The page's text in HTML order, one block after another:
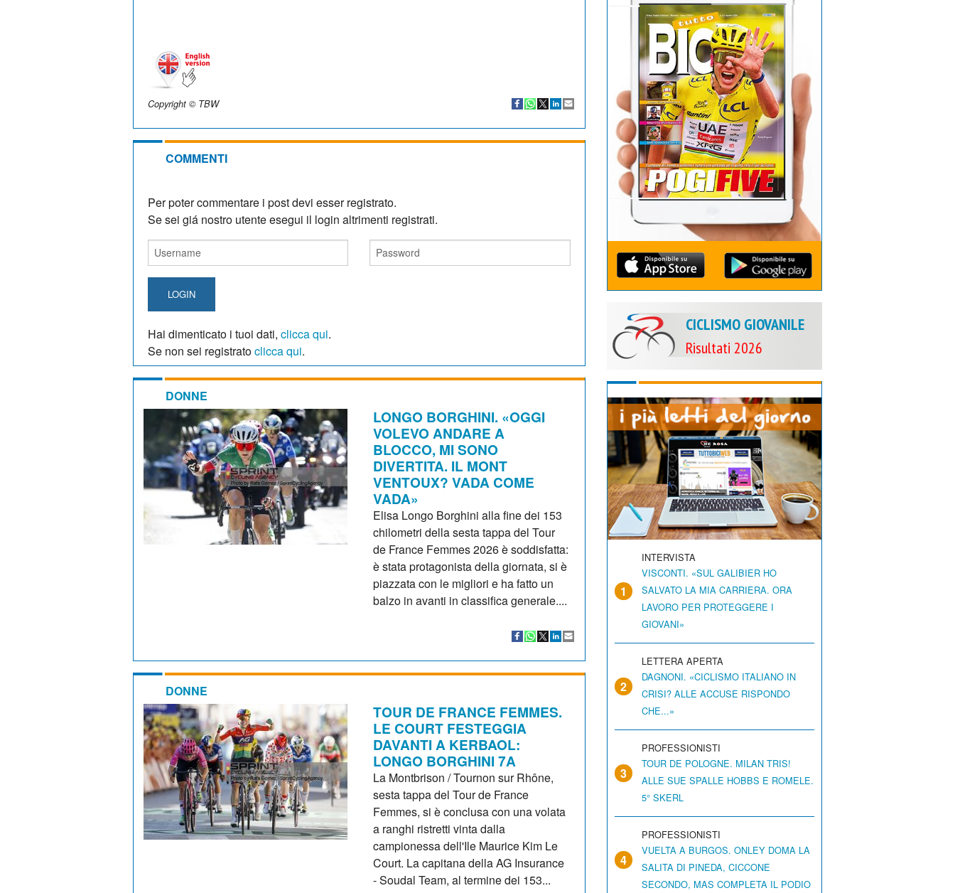
Copyright © TBW
COMMENTI
Per poter commentare i post devi esser registrato.
Se sei giá nostro utente esegui il login altrimenti registrati.
LOGIN
Hai dimenticato i tuoi dati, clicca qui.
Se non sei registratoclicca qui.
DONNE
LONGO BORGHINI. «OGGI
VOLEVO ANDARE A
BLOCCO, MI SONO
DIVERTITA. IL MONT
VENTOUX? VADA COME
VADA»
Elisa Longo Borghini alla fine dei 153
chilometri della sesta tappa del Tour
de France Femmes 2026 è soddisfatta:
è stata protagonista della giornata, si è
piazzata con le migliori e ha fatto un
balzo in avanti in classifica generale....
DONNE
TOUR DE FRANCE FEMMES.
LE COURT FESTEGGIA
DAVANTI A KERBAOL:
LONGO BORGHINI 7A
La Montbrison / Tournon sur Rhône,
sesta tappa del Tour de France
Femmes, si è conclusa con una volata
a ranghi ristretti vinta dalla
campionessa dell'Ile Maurice Kim Le
Court. La capitana della AG Insurance
- Soudal Team, al termine dei 153...
CICLISMO GIOVANILE
Risultati 2026
1
INTERVISTA
VISCONTI. «SUL GALIBIER HO
SALVATO LA MIA CARRIERA. ORA
LAVORO PER PROTEGGERE I
GIOVANI»
2
LETTERA APERTA
DAGNONI. «CICLISMO ITALIANO IN
CRISI? ALLE ACCUSE RISPONDO
CHE...»
3
PROFESSIONISTI
TOUR DE POLOGNE. MILAN TRIS!
ALLE SUE SPALLE HOBBS E ROMELE.
5° SKERL
4
PROFESSIONISTI
VUELTA A BURGOS. ONLEY DOMA LA
SALITA DI PINEDA, CICCONE
SECONDO, MAS COMPLETA IL PODIO